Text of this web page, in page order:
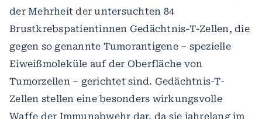
der Mehrheit der untersuchten 84
Brustkrebspatientinnen Gedächtnis-T-Zellen, die
gegen so genannte Tumorantigene – spezielle
Eiweißmoleküle auf der Oberfläche von
Tumorzellen – gerichtet sind. Gedächtnis-T-
Zellen stellen eine besonders wirkungsvolle
Waffe der Immunabwehr dar, da sie jahrelang im